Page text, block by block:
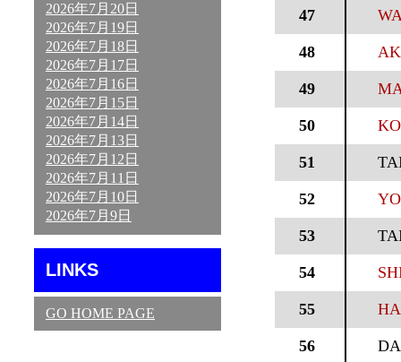
2026年7月20日
2026年7月19日
2026年7月18日
2026年7月17日
2026年7月16日
2026年7月15日
2026年7月14日
2026年7月13日
2026年7月12日
2026年7月11日
2026年7月10日
2026年7月9日
LINKS
GO HOME PAGE
47
48
49
50
51
52
53
54
55
56